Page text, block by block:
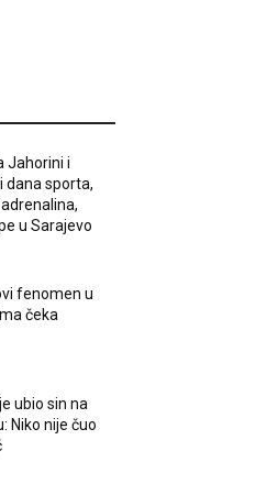
Jahorini i
dana sporta,
u Sarajevo
fenomen u
čeka
ubio sin na
Niko nije čuo